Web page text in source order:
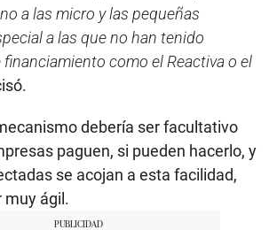
a las micro y las pequeñas
a las que no han tenido
como el Reactiva o el
debería ser facultativo
paguen, si pueden hacerlo, y
se acojan a esta facilidad,
muy ágil.